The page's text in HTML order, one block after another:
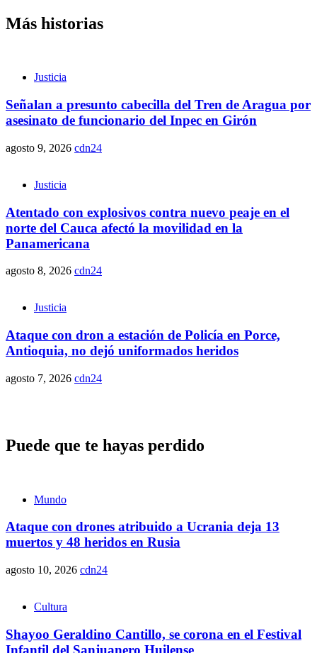
Más historias
Justicia
Señalan a presunto cabecilla del Tren de Aragua por
asesinato de funcionario del Inpec en Girón
agosto 9, 2026 cdn24
Justicia
Atentado con explosivos contra nuevo peaje en el
norte del Cauca afectó la movilidad en la
Panamericana
agosto 8, 2026 cdn24
Justicia
Ataque con dron a estación de Policía en Porce,
Antioquia, no dejó uniformados heridos
agosto 7, 2026 cdn24
Puede que te hayas perdido
Mundo
Ataque con drones atribuido a Ucrania deja 13
muertos y 48 heridos en Rusia
agosto 10, 2026 cdn24
Cultura
Shayoo Geraldino Cantillo, se corona en el Festival
Infantil del Sanjuanero Huilense